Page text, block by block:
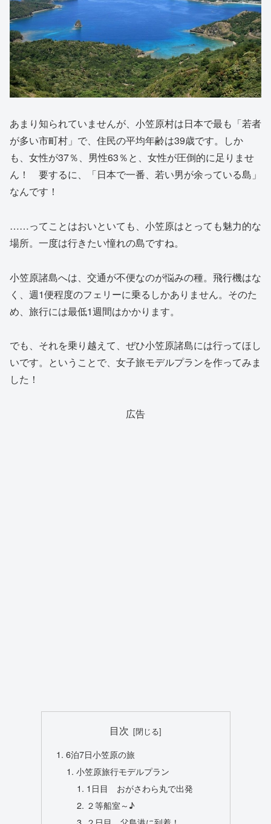
あまり知られていませんが、小笠原村は日本で最も「若者
が多い市町村」で、住民の平均年齢は39歳です。しか
も、女性が37％、男性63％と、女性が圧倒的に足りませ
ん！ 要するに、「日本で一番、若い男が余っている島」
なんです！
……ってことはおいといても、小笠原はとっても魅力的な
場所。一度は行きたい憧れの島ですね。
小笠原諸島へは、交通が不便なのが悩みの種。飛行機はな
く、週1便程度のフェリーに乗るしかありません。そのた
め、旅行には最低1週間はかかります。
でも、それを乗り越えて、ぜひ小笠原諸島には行ってほし
いです。ということで、女子旅モデルプランを作ってみま
した！
広告
目次
6泊7日小笠原の旅
小笠原旅行モデルプラン
1日目 おがさわら丸で出発
２等船室～♪